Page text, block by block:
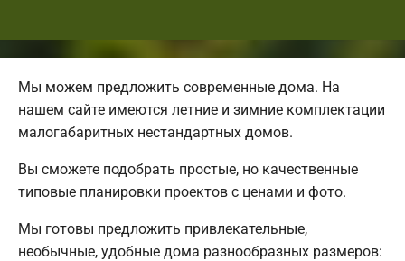
Мы можем предложить современные дома. На
нашем сайте имеются летние и зимние комплектации
малогабаритных нестандартных домов.
Вы сможете подобрать простые, но качественные
типовые планировки проектов с ценами и фото.
Мы готовы предложить привлекательные,
необычные, удобные дома разнообразных размеров: